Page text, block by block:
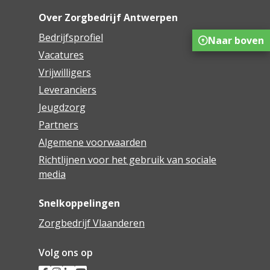
Over Zorgbedrijf Antwerpen
Bedrijfsprofiel
Vacatures
Vrijwilligers
Leveranciers
Jeugdzorg
Partners
Algemene voorwaarden
Richtlijnen voor het gebruik van sociale
media
Snelkoppelingen
Zorgbedrijf Vlaanderen
Volg ons op
Naar boven